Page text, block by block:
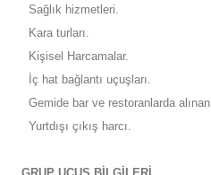
Sağlık hizmetleri.
Kara turları.
Kişisel Harcamalar.
İç hat bağlantı uçuşları.
Gemide bar ve restoranlarda
Yurtdışı çıkış harcı.